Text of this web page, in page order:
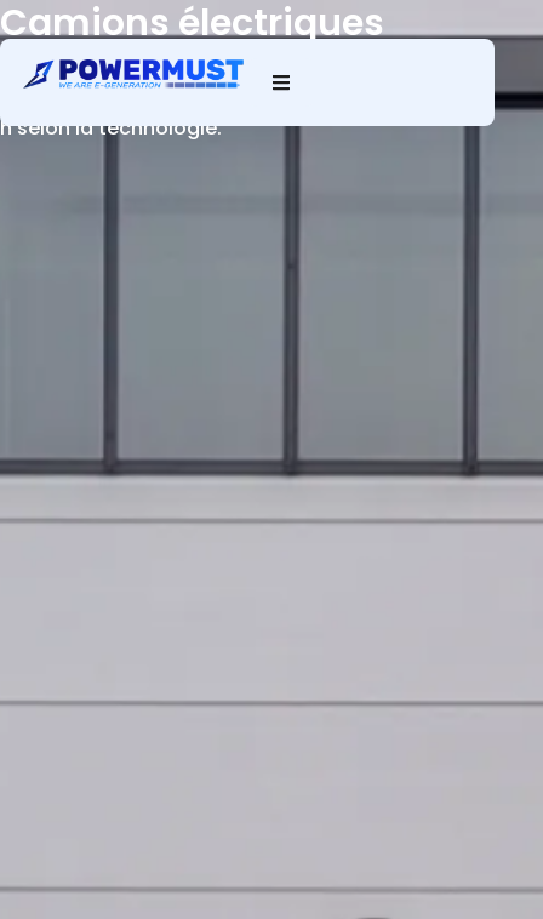
Camions électriques
Rechargez rapidement tout type de camion au
dépôt : jusqu’à plusieurs véhicules en 2 h, bientôt 1
h selon la technologie.